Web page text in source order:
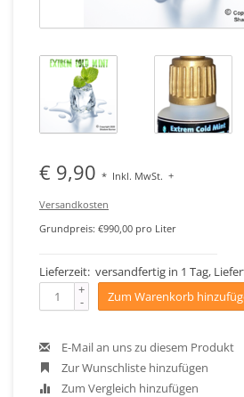
€ 9,90 * Inkl. MwSt. +
Versandkosten
Grundpreis: €990,00 pro Liter
Lieferzeit: versandfertig in 1 Tag,
+
- Zum Warenkorb
E-Mail an uns zu diesem Produkt
Zur Wunschliste hinzufügen
Zum Vergleich hinzufügen